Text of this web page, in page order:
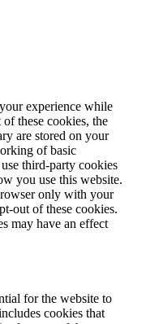
experience while
these cookies, the
are stored on your
of basic
third-party cookies
you use this website.
only with your
out of these cookies.
may have an effect
for the website to
cookies that